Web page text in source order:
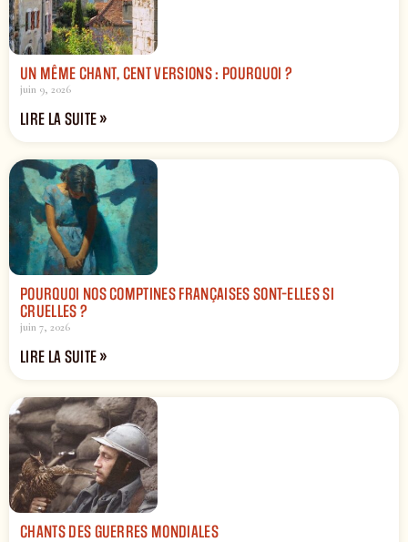
UN MÊME CHANT, CENT VERSIONS : POURQUOI ?
juin 9, 2026
LIRE LA SUITE »
POURQUOI NOS COMPTINES FRANÇAISES SONT-ELLES SI
CRUELLES ?
juin 7, 2026
LIRE LA SUITE »
CHANTS DES GUERRES MONDIALES